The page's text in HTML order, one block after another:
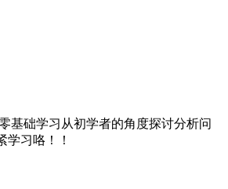
基础学习从初学者的角度探讨分析问
习咯！！